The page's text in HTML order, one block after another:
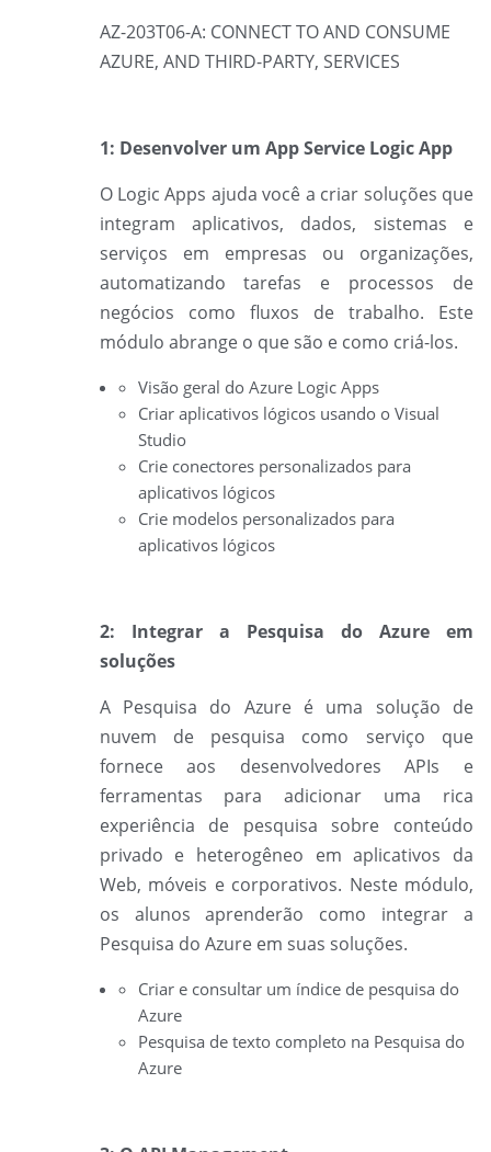
AZ-203T06-A: CONNECT TO AND CONSUME
AZURE, AND THIRD-PARTY, SERVICES
1: Desenvolver um App Service Logic App
O Logic Apps ajuda você a criar soluções que
integram aplicativos, dados, sistemas e
serviços em empresas ou organizações,
automatizando tarefas e processos de
negócios como fluxos de trabalho. Este
módulo abrange o que são e como criá-los.
Visão geral do Azure Logic Apps
Criar aplicativos lógicos usando o Visual
Studio
Crie conectores personalizados para
aplicativos lógicos
Crie modelos personalizados para
aplicativos lógicos
2: Integrar a Pesquisa do Azure em
soluções
A Pesquisa do Azure é uma solução de
nuvem de pesquisa como serviço que
fornece aos desenvolvedores APIs e
ferramentas para adicionar uma rica
experiência de pesquisa sobre conteúdo
privado e heterogêneo em aplicativos da
Web, móveis e corporativos. Neste módulo,
os alunos aprenderão como integrar a
Pesquisa do Azure em suas soluções.
Criar e consultar um índice de pesquisa do
Azure
Pesquisa de texto completo na Pesquisa do
Azure